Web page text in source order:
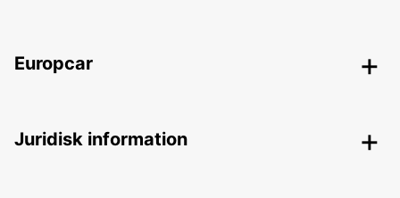
Europcar
Juridisk information